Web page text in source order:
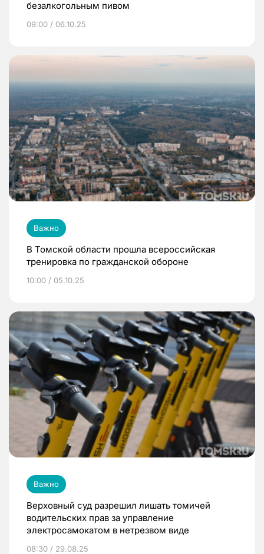
безалкогольным пивом
09:00 / 06.10.25
Важно
В Томской области прошла всероссийская
тренировка по гражданской обороне
10:00 / 05.10.25
Важно
Верховный суд разрешил лишать томичей
водительских прав за управление
электросамокатом в нетрезвом виде
08:30 / 29.08.25